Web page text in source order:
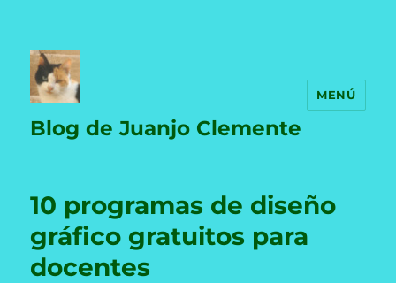
Blog de Juanjo Clemente
MENÚ
10 programas de diseño
gráfico gratuitos para
docentes